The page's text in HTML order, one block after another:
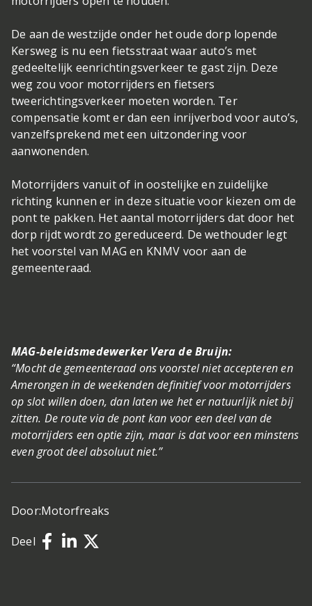
De aan de westzijde onder het oude dorp lopende
Kersweg is nu een fietsstraat waar auto’s met
gedeeltelijk eenrichtingsverkeer te gast zijn. Deze
weg zou voor motorrijders en fietsers
tweerichtingsverkeer moeten worden. Ter
compensatie komt er dan een inrijverbod voor auto’s,
vanzelfsprekend met een uitzondering voor
aanwonenden.
Motorrijders vanuit of in oostelijke en zuidelijke
richting kunnen er in deze situatie voor kiezen om de
pont te pakken. Het aantal motorrijders dat door het
dorp rijdt wordt zo gereduceerd. De wethouder legt
het voorstel van MAG en KNMV voor aan de
gemeenteraad.
MAG-beleidsmedewerker Vera de Bruijn:
“Mocht de gemeenteraad ons voorstel niet accepteren en
Amerongen in de weekenden definitief voor motorrijders
op slot willen doen, dan laten we het er natuurlijk niet bij
zitten. De route via de pont kan voor een deel van de
motorrijders een optie zijn, maar is dat voor een minstens
even groot deel absoluut niet.”
Door:Motorfreaks
Deel